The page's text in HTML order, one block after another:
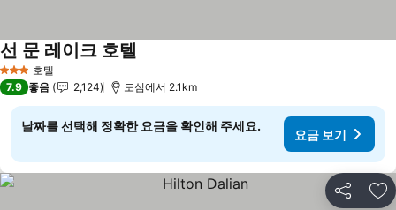
3 성급 호텔
선 문 레이크 호텔
7.9 좋음 2,124 도심에서 2.1km
날짜를 선택해 정확한 요금을 확인해 주세요.
요금 보기
공유 즐